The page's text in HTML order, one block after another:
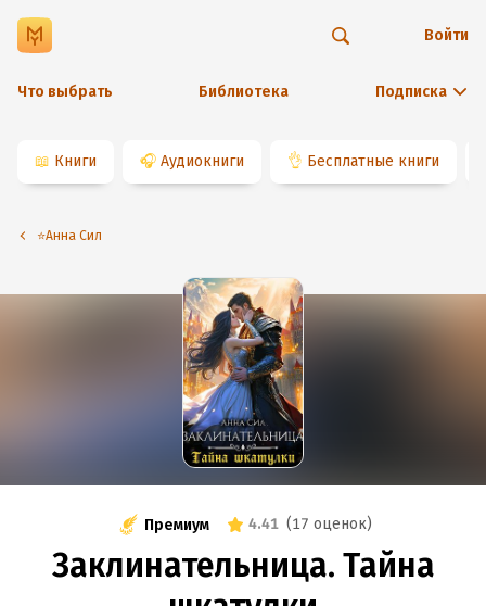
Что выбрать Библиотека Подписка
Войти
📖 Книги 🎧 Аудиокниги 👌 Бесплатные книги
⭐️Анна Сил
Премиум 4.41 (17 оценок)
Заклинательница. Тайна